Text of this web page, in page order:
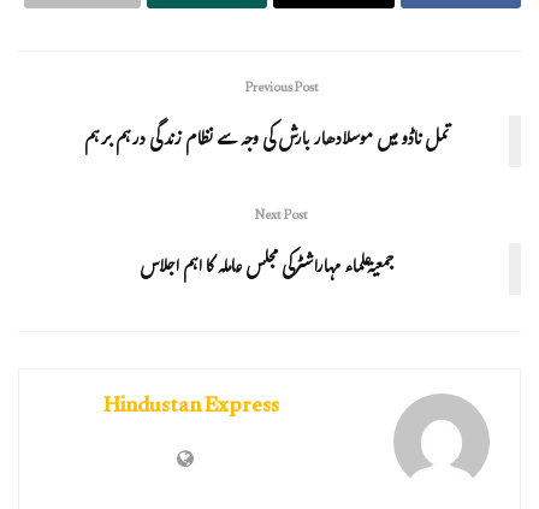
Previous Post
تمل ناڈو میں موسلادھار بارش کی وجہ سے نظام زندگی درہم برہم
Next Post
جمعیۃعلماء مہاراشٹرکی مجلس عاملہ کا اہم اجلاس
Hindustan Express